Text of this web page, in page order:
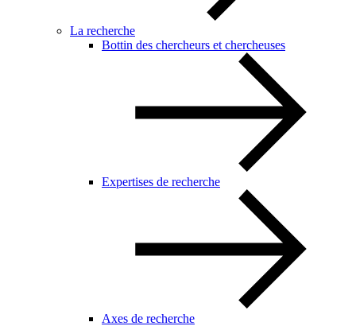
La recherche
Bottin des chercheurs et chercheuses
Expertises de recherche
Axes de recherche